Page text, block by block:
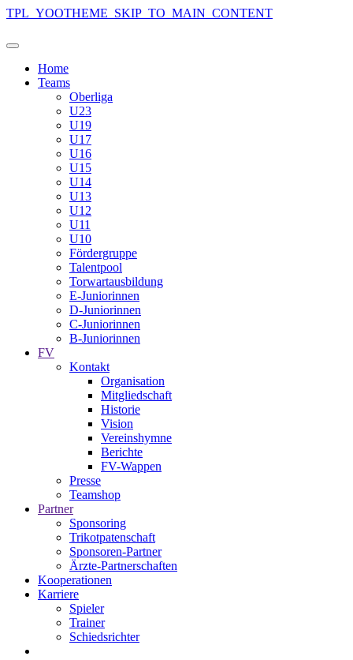
TPL_YOOTHEME_SKIP_TO_MAIN_CONTENT
Home
Teams
Oberliga
U23
U19
U17
U16
U15
U14
U13
U12
U11
U10
Fördergruppe
Talentpool
Torwartausbildung
E-Juniorinnen
D-Juniorinnen
C-Juniorinnen
B-Juniorinnen
FV
Kontakt
Organisation
Mitgliedschaft
Historie
Vision
Vereinshymne
Berichte
FV-Wappen
Presse
Teamshop
Partner
Sponsoring
Trikotpatenschaft
Sponsoren-Partner
Ärzte-Partnerschaften
Kooperationen
Karriere
Spieler
Trainer
Schiedsrichter